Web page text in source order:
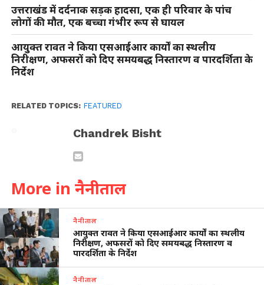
उत्तराखंड में दर्दनाक सड़क हादसा, एक ही परिवार के पांच
लोगों की मौत, एक बच्चा गंभीर रूप से घायल
आयुक्त रावत ने किया एसआईआर कार्यों का स्थलीय
निरीक्षण, अफसरों को दिए समयबद्ध निस्तारण व पारदर्शिता के
निर्देश
RELATED TOPICS: FEATURED
Chandrek Bisht
More in नैनीताल
नैनीताल
आयुक्त रावत ने किया एसआईआर कार्यों का स्थलीय
निरीक्षण, अफसरों को दिए समयबद्ध निस्तारण व
पारदर्शिता के निर्देश
नैनीताल